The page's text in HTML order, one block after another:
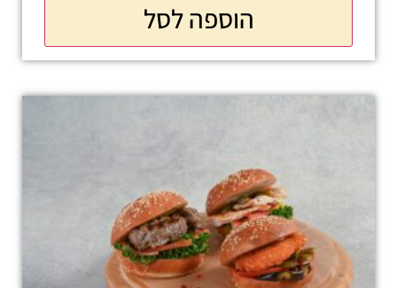
הוספה לסל